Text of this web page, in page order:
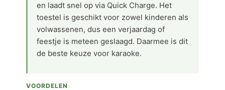
en laadt snel op via Quick Charge. Het
toestel is geschikt voor zowel kinderen als
volwassenen, dus een verjaardag of
feestje is meteen geslaagd. Daarmee is dit
de beste keuze voor karaoke.
VOORDELEN